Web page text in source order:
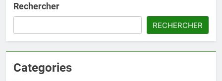
Rechercher
RECHERCHER
Categories